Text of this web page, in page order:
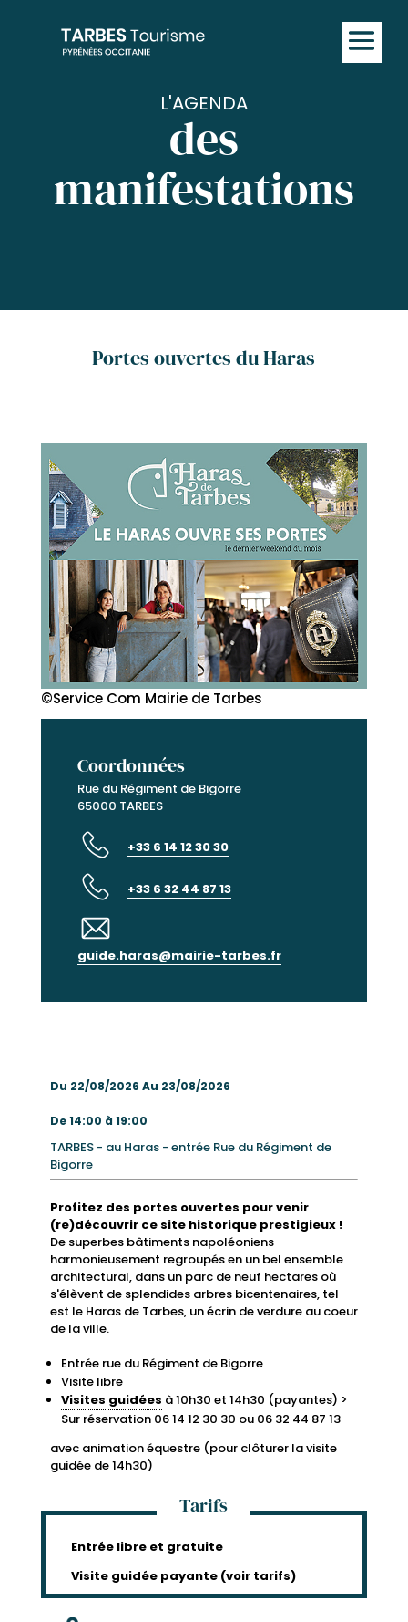
L'AGENDA
des
manifestations
Portes ouvertes du Haras
©Service Com Mairie de Tarbes
Coordonnées
Rue du Régiment de Bigorre
65000 TARBES
+33 6 14 12 30 30
+33 6 32 44 87 13
guide.haras@mairie-tarbes.fr
Du 22/08/2026 Au 23/08/2026
De 14:00 à 19:00
TARBES - au Haras - entrée Rue du Régiment de
Bigorre
Profitez des portes ouvertes pour venir
(re)découvrir ce site historique prestigieux !
De superbes bâtiments napoléoniens
harmonieusement regroupés en un bel ensemble
architectural, dans un parc de neuf hectares où
s'élèvent de splendides arbres bicentenaires, tel
est le Haras de Tarbes, un écrin de verdure au coeur
de la ville.
Entrée rue du Régiment de Bigorre
Visite libre
Visites guidées à 10h30 et 14h30 (payantes) >
Sur réservation 06 14 12 30 30 ou 06 32 44 87 13
avec animation équestre (pour clôturer la visite
guidée de 14h30)
Tarifs
Entrée libre et gratuite
Visite guidée payante (voir tarifs)